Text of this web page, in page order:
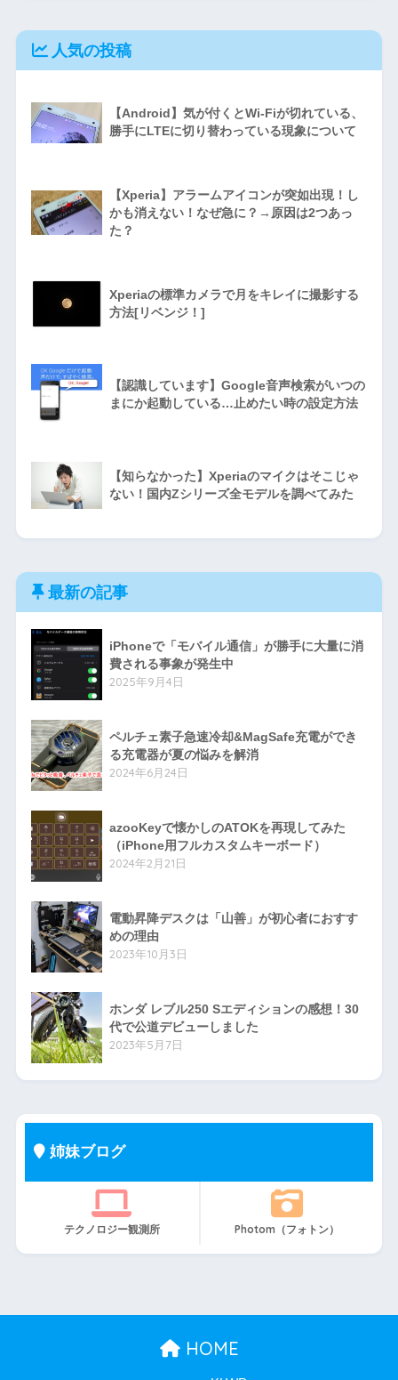
人気の投稿
【Android】気が付くとWi-Fiが切れている、
勝手にLTEに切り替わっている現象について
【Xperia】アラームアイコンが突如出現！し
かも消えない！なぜ急に？→原因は2つあっ
た？
Xperiaの標準カメラで月をキレイに撮影する
方法[リベンジ！]
【認識しています】Google音声検索がいつの
まにか起動している…止めたい時の設定方法
【知らなかった】Xperiaのマイクはそこじゃ
ない！国内Zシリーズ全モデルを調べてみた
最新の記事
iPhoneで「モバイル通信」が勝手に大量に消
費される事象が発生中
2025年9月4日
ペルチェ素子急速冷却&MagSafe充電ができ
る充電器が夏の悩みを解消
2024年6月24日
azooKeyで懐かしのATOKを再現してみた
（iPhone用フルカスタムキーボード）
2024年2月21日
電動昇降デスクは「山善」が初心者におすす
めの理由
2023年10月3日
ホンダ レブル250 Sエディションの感想！30
代で公道デビューしました
2023年5月7日
姉妹ブログ
テクノロジー観測所 Photom（フォトン）
HOME